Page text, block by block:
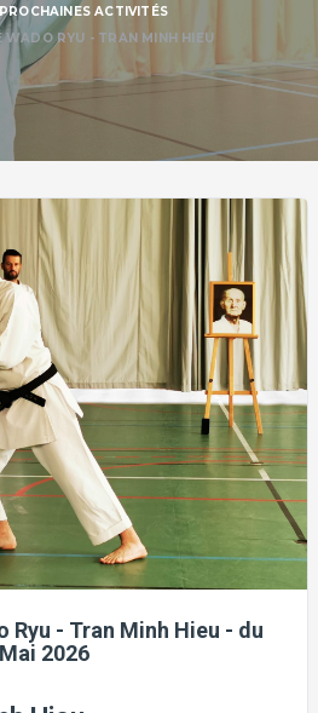
PROCHAINES ACTIVITÉS
WADO RYU - TRAN MINH HIEU
Ryu - Tran Minh Hieu - du
2026